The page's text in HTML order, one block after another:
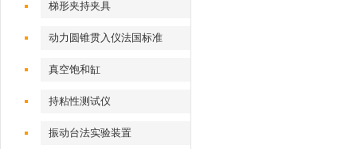
梯形夹持夹具
动力圆锥贯入仪法国标准
真空饱和缸
持粘性测试仪
振动台法实验装置